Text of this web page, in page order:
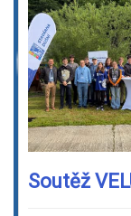
Soutěž